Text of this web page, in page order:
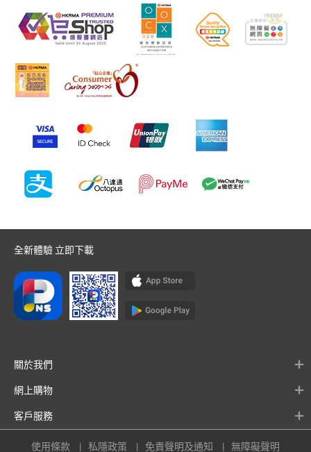
全新體驗 立即下載
關於我們
網上購物
客戶服務
使用條款 私隱政策 免責聲明及通知 無障礙聲明